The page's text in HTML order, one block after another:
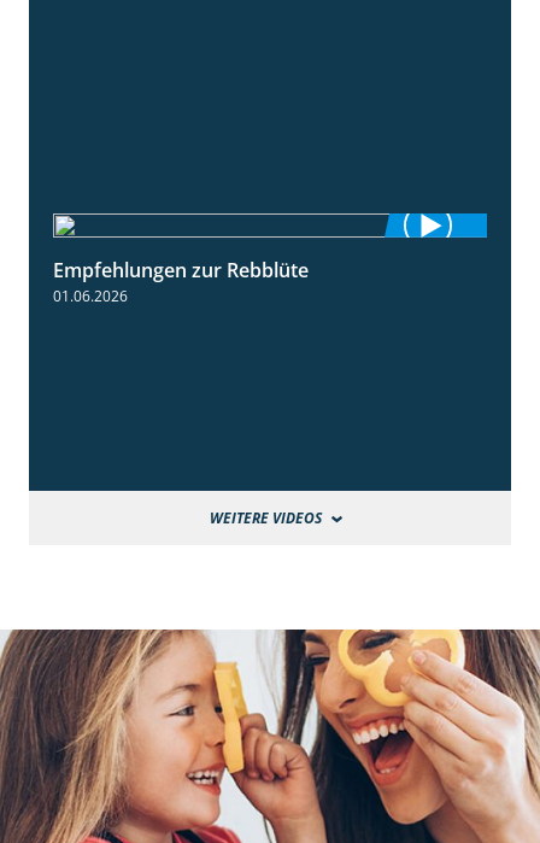
Empfehlungen zur Rebblüte
01.06.2026
WEITERE VIDEOS